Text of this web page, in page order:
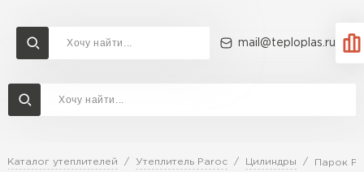
mail@teploplas.ru
Каталог утеплителей Утеплитель Paroc Цилиндры Парок
Доставка и оплата
Перейти в каталог